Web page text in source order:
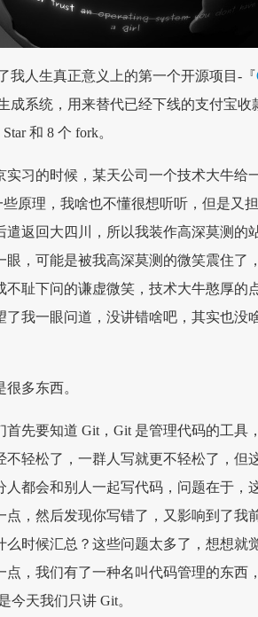
我人生真正意义上的第一个开源项目-『
成系统，用来替代已经下线的支付宝收
和 8 个 fork。
实习的时候，某天公司一个技术大牛给
些原理，我啥也不懂很想听听，但是又
遣返回大四川，所以我装作高深莫测的
眼，可能是被我高深莫测的微笑震住了
不耻下问的谦虚微笑，技术大牛憨厚的
了我一眼问道，没讲错啥吧，其实也没
多东西。
首先要知道 Git，Git 是管理代码的工具
不轻松了，一群人写就更不轻松了，但
人都会和别人一起写代码，问题在于，
点，然后发现你写错了，又影响到了我
么时候汇总？这些问题太多了，想想就
点，我们有了一种名叫代码管理的东西
今天我们只讲 Git。